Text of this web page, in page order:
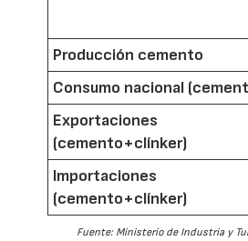
Producción cemento
Consumo nacional
Exportaciones
(cemento+clínker)
Importaciones
(cemento+clínker)
Fuente: Ministerio de Industria y